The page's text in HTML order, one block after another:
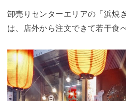
卸売りセンターエリアの「浜焼
は、店外から注文できて若干食